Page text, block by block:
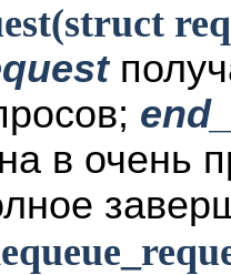
в очень